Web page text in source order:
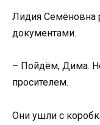
Лидия Семёновна
документами.
– Пойдём, Дима.
просителем.
Они ушли с